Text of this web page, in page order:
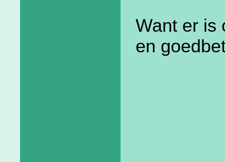
Want er is
en